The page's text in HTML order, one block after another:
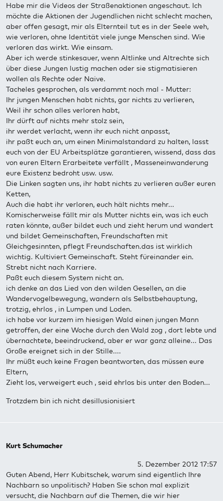
Habe mir die Videos der Straßenaktionen angeschaut. Ich
möchte die Aktionen der Jugendlichen nicht schlecht machen,
aber offen gesagt, mir als Elternteil tut es in der Seele weh,
wie verloren, ohne Identität viele junge Menschen sind. Wie
verloren das wirkt. Wie einsam.
Aber ich werde stinkesauer, wenn Altlinke und Altrechte sich
über diese Jungen lustig machen oder sie stigmatisieren
wollen als Rechte oder Naive.
Tacheles gesprochen, als verdammt noch mal - Mutter:
Ihr jungen Menschen habt nichts, gar nichts zu verlieren,
Weil ihr schon alles verloren habt,
Ihr dürft auf nichts mehr stolz sein,
ihr werdet verlacht, wenn ihr euch nicht anpasst,
ihr paßt euch an, um einen Minimalstandard zu halten, lasst
euch von der EU Arbeitsplätze garantieren, wissend, dass das
von euren Eltern Erarbeitete verfällt , Masseneinwanderung
eure Existenz bedroht usw. usw.
Die Linken sagten uns, ihr habt nichts zu verlieren außer euren
Ketten,
Auch die habt ihr verloren, euch hält nichts mehr...
Komischerweise fällt mir als Mutter nichts ein, was ich euch
raten könnte, außer bildet euch und zieht herum und wandert
und bildet Gemeinschaften, Freundschaften mit
Gleichgesinnten, pflegt Freundschaften.das ist wirklich
wichtig. Kultiviert Gemeinschaft. Steht füreinander ein.
Strebt nicht nach Karriere.
Paßt euch diesem System nicht an.
ich denke an das Lied von den wilden Gesellen, an die
Wandervogelbewegung, wandern als Selbstbehauptung,
trotzig, ehrlos , in Lumpen und Loden.
ich habe vor kurzem im hiesigen Wald einen jungen Mann
getroffen, der eine Woche durch den Wald zog , dort lebte und
übernachtete, beeindruckend, aber er war ganz alleine... Das
Große ereignet sich in der Stille....
Ihr müßt euch keine Fragen beantworten, das müssen eure
Eltern,
Zieht los, verweigert euch , seid ehrlos bis unter den Boden...
Trotzdem bin ich nicht desillusionisiert
Kurt Schumacher
5. Dezember 2012 17:57
Guten Abend, Herr Kubitschek, warum sind eigentlich Ihre
Nachbarn so unpolitisch? Haben Sie schon mal explizit
versucht, die Nachbarn auf die Themen, die wir hier